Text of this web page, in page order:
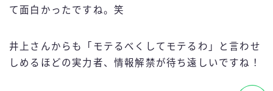
て面白かったですね。笑
井上さんからも「モテるべくしてモテるわ」と言わせ
しめるほどの実力者、情報解禁が待ち遠しいですね！